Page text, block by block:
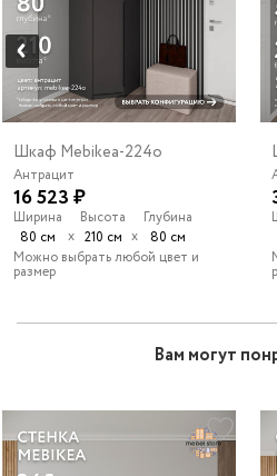
Шкаф Mebikea-224o
Антрацит
16 523 ₽
Ширина
80 см
х
Высота
210 см х
Глубина
80 см
Можно выбрать любой цвет и
размер
Вам могут